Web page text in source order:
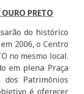
PRETO
do histórico
2006, o Centro
no mesmo local.
em plena Praça
Patrimônios
é oferecer